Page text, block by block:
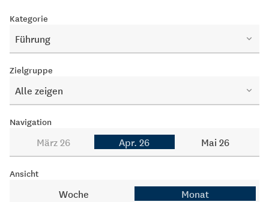
Kategorie
Führung
Zielgruppe
Alle zeigen
Navigation
März 26 Apr. 26 Mai 26
Ansicht
Woche Monat